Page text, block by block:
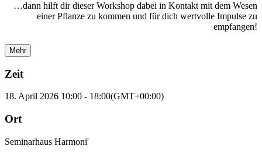
…dann hilft dir dieser Workshop dabei in Kontakt mit dem Wesen
einer Pflanze zu kommen und für dich wertvolle Impulse zu
empfangen!
Mehr
Zeit
18. April 2026 10:00 - 18:00(GMT+00:00)
Ort
Seminarhaus Harmoni'